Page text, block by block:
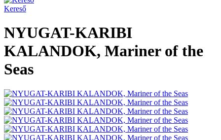
Kereső
NYUGAT-KARIBI
KALANDOK, Mariner of the
Seas